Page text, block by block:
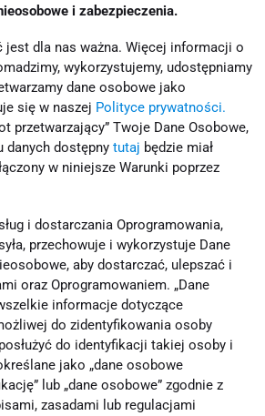
i zabezpieczenia.
jest dla nas ważna. Więcej informacji o
wykorzystujemy, udostępniamy
dane osobowe jako
się w naszej Polityce prywatności.
przetwarzający” Twoje Dane Osobowe,
danych dostępny tutaj będzie miał
w niniejsze Warunki poprzez
i dostarczania Oprogramowania,
przechowuje i wykorzystuje Dane
aby dostarczać, ulepszać i
oraz Oprogramowaniem. „Dane
informacje dotyczące
do zidentyfikowania osoby
do identyfikacji takiej osoby i
jako „dane osobowe
lub „dane osobowe” zgodnie z
zasadami lub regulacjami